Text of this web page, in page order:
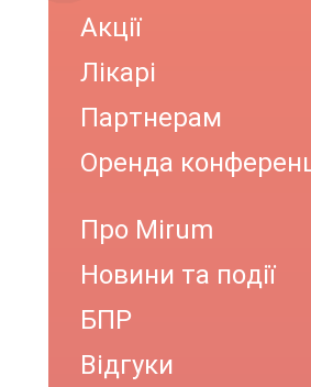
Акції
Лікарі
Партнерам
Оренда
Про Mirum
Новини та події
БПР
Відгуки